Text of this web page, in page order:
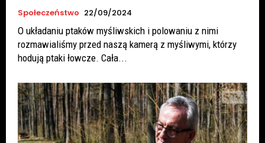
Społeczeństwo 22/09/2024
O układaniu ptaków myśliwskich i polowaniu z nimi
rozmawialiśmy przed naszą kamerą z myśliwymi, którzy
hodują ptaki łowcze. Cała...